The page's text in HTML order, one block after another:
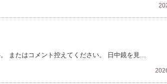
またはコメント控えてください。 日中鏡を見…